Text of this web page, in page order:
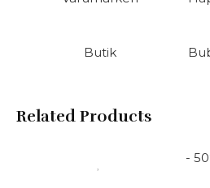
Butik
Related Products
-